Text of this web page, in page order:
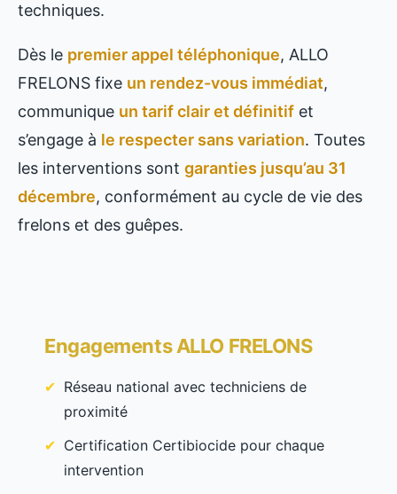
techniques.
Dès le premier appel téléphonique, ALLO
FRELONS fixe un rendez-vous immédiat,
communique un tarif clair et définitif et
s’engage à le respecter sans variation. Toutes
les interventions sont garanties jusqu’au 31
décembre, conformément au cycle de vie des
frelons et des guêpes.
Engagements ALLO FRELONS
Réseau national avec techniciens de
proximité
Certification Certibiocide pour chaque
intervention